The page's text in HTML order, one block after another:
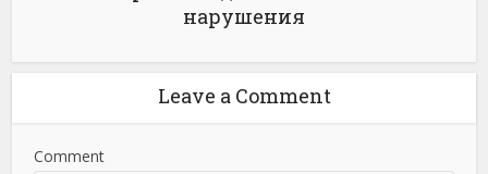
нарушения
Leave a Comment
Comment